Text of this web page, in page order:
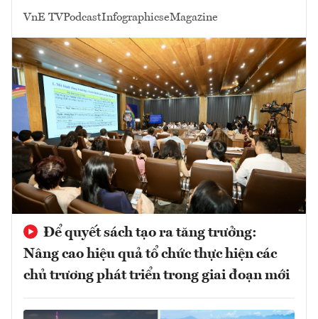
VnE TVPodcastInfographicseMagazine
Để quyết sách tạo ra tăng trưởng:
Nâng cao hiệu quả tổ chức thực hiện các
chủ trương phát triển trong giai đoạn mới